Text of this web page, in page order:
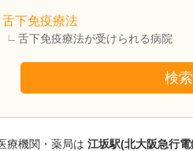
舌下免疫療法
舌下免疫療法が受けられる病院
検
療機関・薬局は 江坂駅(北大阪急行電